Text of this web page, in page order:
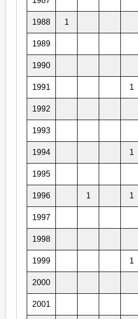
1988 1
1989
1990
1991 1
1992
1993
1994 1
1995
1996 1 1
1997
1998
1999 1
2000
2001